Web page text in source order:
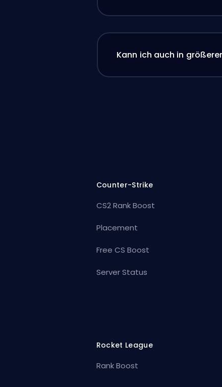
Kann ich auch in
Counter-Strike
CS2 Rank Boost
Placement
Free CS Boost
Server Status
Rocket League
Rank Boost